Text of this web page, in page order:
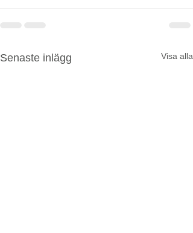
Senaste inlägg Visa alla